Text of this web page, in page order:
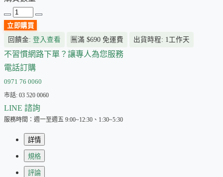
立即購買
回饋金: 登入查看 🈚滿 $690 免運費 出貨時程: 1工作天
不習慣網路下單？讓專人為您服務
電話訂購
0971 76 0060
市話: 03 520 0060
LINE 諮詢
服務時間：週一至週五 9:00~12:30、1:30~5:30
詳情
規格
評論